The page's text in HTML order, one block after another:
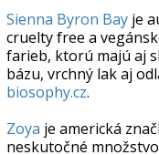
Sienna Byron Bay je
cruelty free a
farieb, ktorú majú aj
bázu, vrchný lak aj
biosophy.cz.
Zoya je americká
neskutočné